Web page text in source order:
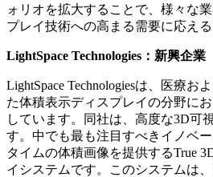
ォリオを拡大することで、様々な
プレイ技術への高まる需要に応え
LightSpace Technologies：新興企業
LightSpace Technologiesは、医療お
た体積表示ディスプレイの分野に
しています。同社は、高度な3D可
す。中でも最も注目すべきイノベ
タイムの体積画像を提供するTrue
イシステムです。このシステムは